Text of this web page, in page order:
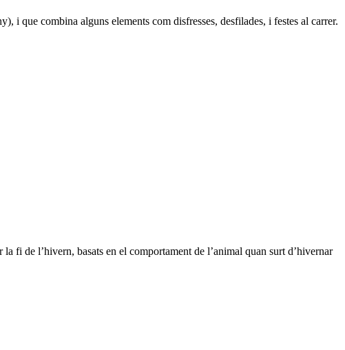
i que combina alguns elements com disfresses, desfilades, i festes al carrer.
fi de l’hivern, basats en el comportament de l’animal quan surt d’hivernar